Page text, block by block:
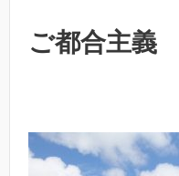
ご都合主義